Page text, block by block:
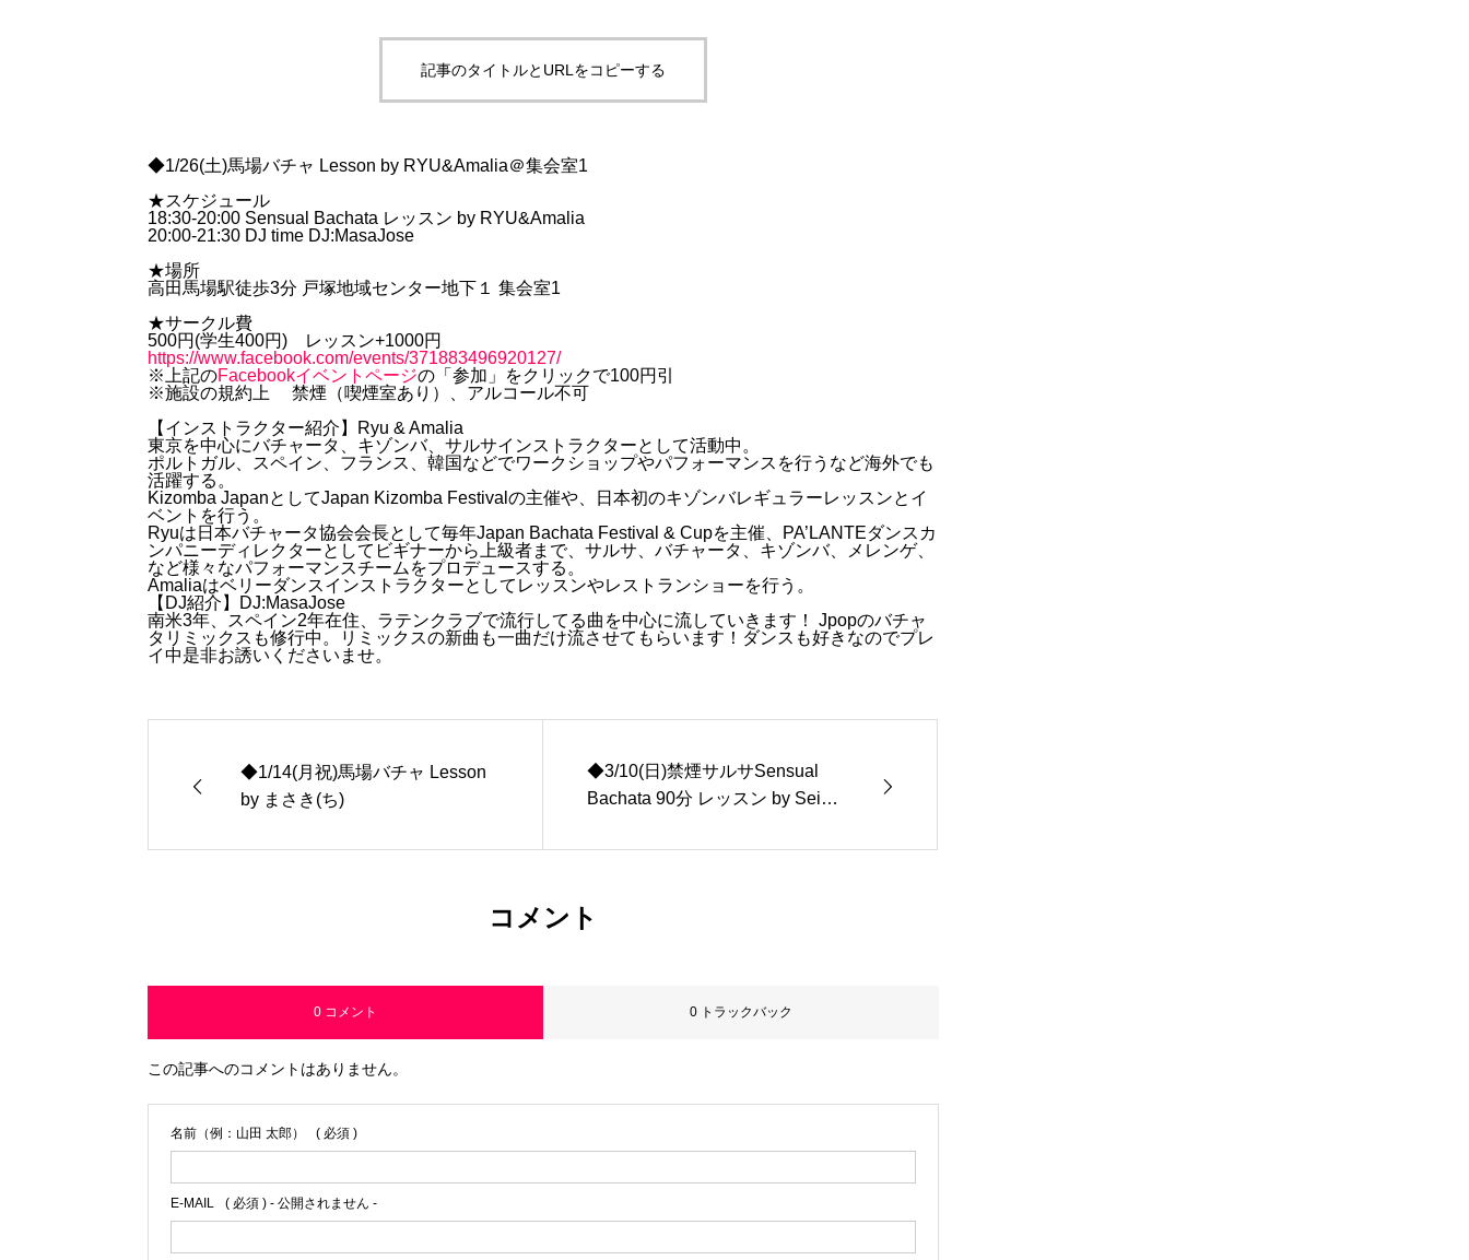
記事のタイトルとURLをコピーする
◆1/26(土)馬場バチャ Lesson by RYU&Amalia＠集会室1
★スケジュール
18:30-20:00 Sensual Bachata レッスン by RYU&Amalia
20:00-21:30 DJ time DJ:MasaJose
★場所
高田馬場駅徒歩3分 戸塚地域センター地下１ 集会室1
★サークル費
500円(学生400円) レッスン+1000円
https://www.facebook.com/events/371883496920127/
※上記のFacebookイベントページの「参加」をクリックで100円引
※施設の規約上 禁煙（喫煙室あり）、アルコール不可
【インストラクター紹介】Ryu & Amalia
東京を中心にバチャータ、キゾンバ、サルサインストラクターとして活動中。
ポルトガル、スペイン、フランス、韓国などでワークショップやパフォーマンスを行うなど海外でも
活躍する。
Kizomba JapanとしてJapan Kizomba Festivalの主催や、日本初のキゾンバレギュラーレッスンとイ
ベントを行う。
Ryuは日本バチャータ協会会長として毎年Japan Bachata Festival & Cupを主催、PA’LANTEダンスカ
ンパニーディレクターとしてビギナーから上級者まで、サルサ、バチャータ、キゾンバ、メレンゲ、
など様々なパフォーマンスチームをプロデュースする。
Amaliaはベリーダンスインストラクターとしてレッスンやレストランショーを行う。
【DJ紹介】DJ:MasaJose
南米3年、スペイン2年在住、ラテンクラブで流行してる曲を中心に流していきます！ Jpopのバチャ
タリミックスも修行中。リミックスの新曲も一曲だけ流させてもらいます！ダンスも好きなのでプレ
イ中是非お誘いくださいませ。
◆1/14(月祝)馬場バチャ Lesson
by まさき(ち)
◆3/10(日)禁煙サルサSensual
Bachata 90分 レッスン by Seigo
コメント
0 コメント 0 トラックバック
この記事へのコメントはありません。
名前（例：山田 太郎） ( 必須 )
E-MAIL ( 必須 ) - 公開されません -